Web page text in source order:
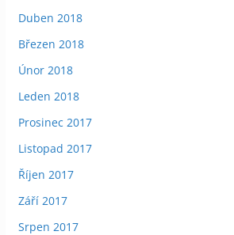
Duben 2018
Březen 2018
Únor 2018
Leden 2018
Prosinec 2017
Listopad 2017
Říjen 2017
Září 2017
Srpen 2017